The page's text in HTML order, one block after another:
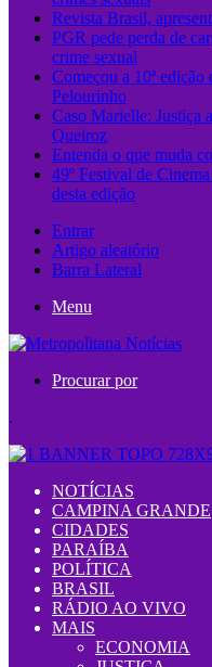
Revista Brasil,
PGR pede perda de
crime sexual
Começou a 10ª
Pelourinho
Caso Marielle: Justiça
Queiroz
Entenda o que muda
49º Festival de
desta edição
Entrar
Artigo aleatório
Barra Lateral
Menu
Procurar por
.
NOTÍCIAS
CAMPINA GRANDE
CIDADES
PARAÍBA
POLÍTICA
BRASIL
RÁDIO AO VIVO
MAIS
ECONOMIA